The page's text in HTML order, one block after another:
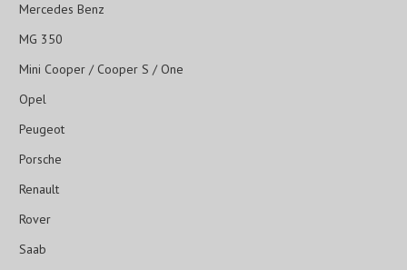
Mercedes Benz
MG 350
Mini Cooper / Cooper S / One
Opel
Peugeot
Porsche
Renault
Rover
Saab